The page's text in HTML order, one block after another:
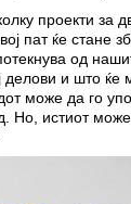
проекти за
пат ќе стане
од
делови и што
може да го
Но, истиот